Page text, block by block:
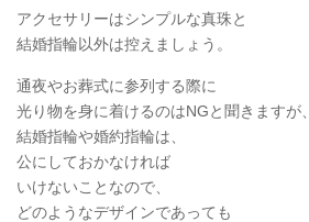
アクセサリーはシンプルな真珠と
結婚指輪以外は控えましょう。
通夜やお葬式に参列する際に
光り物を身に着けるのはNGと聞きますが、
結婚指輪や婚約指輪は、
公にしておかなければ
いけないことなので、
どのようなデザインであっても